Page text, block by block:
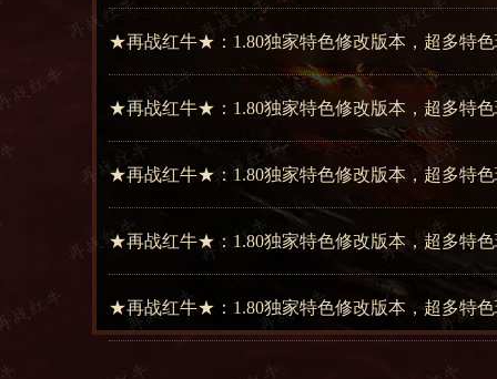
★再战红牛★：1.80独家特色修改版本，超多特
★再战红牛★：1.80独家特色修改版本，超多特
★再战红牛★：1.80独家特色修改版本，超多特
★再战红牛★：1.80独家特色修改版本，超多特
★再战红牛★：1.80独家特色修改版本，超多特